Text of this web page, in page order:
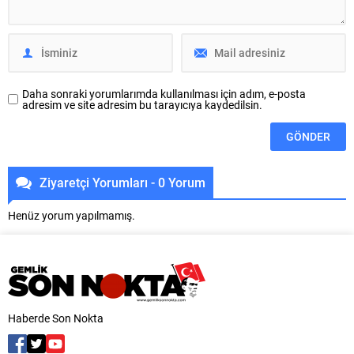
konuşmacısı Kuzey
Makedonya’nın Tetova
Sırameşeler Mahallesi oldu....
Daha sonraki yorumlarımda kullanılması için adım, e-posta
adresim ve site adresim bu tarayıcıya kaydedilsin.
Ziyaretçi Yorumları - 0 Yorum
Henüz yorum yapılmamış.
Haberde Son Nokta